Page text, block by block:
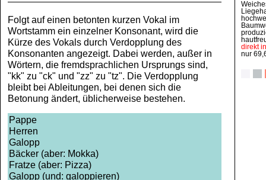
Folgt auf einen betonten kurzen Vokal im
Wortstamm ein einzelner Konsonant, wird die
Kürze des Vokals durch Verdopplung des
Konsonanten angezeigt. Dabei werden, außer in
Wörtern, die fremdsprachlichen Ursprungs sind,
"kk" zu "ck" und "zz" zu "tz". Die Verdopplung
bleibt bei Ableitungen, bei denen sich die
Betonung ändert, üblicherweise bestehen.
Pappe
Herren
Galopp
Bäcker (aber: Mokka)
Fratze (aber: Pizza)
Galopp (und: galoppieren)
direkt
nur